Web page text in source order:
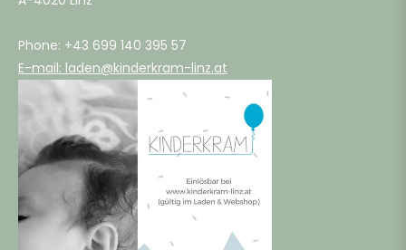
Phone: +43 699 140 395 57
E-mail: laden@kinderkram-linz.at